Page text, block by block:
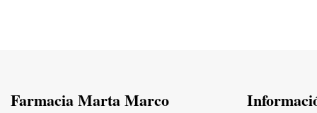
Farmacia Marta Marco